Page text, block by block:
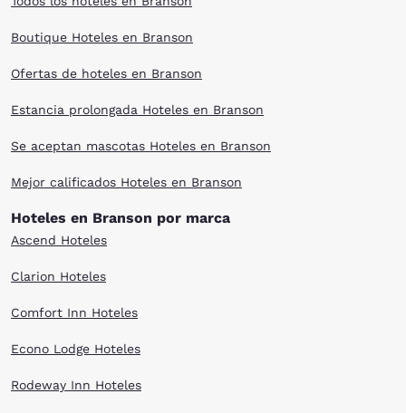
Boutique Hoteles en Branson
Ofertas de hoteles en Branson
Estancia prolongada Hoteles en Branson
Se aceptan mascotas Hoteles en Branson
Mejor calificados Hoteles en Branson
Hoteles en Branson por marca
Ascend Hoteles
Clarion Hoteles
Comfort Inn Hoteles
Econo Lodge Hoteles
Rodeway Inn Hoteles